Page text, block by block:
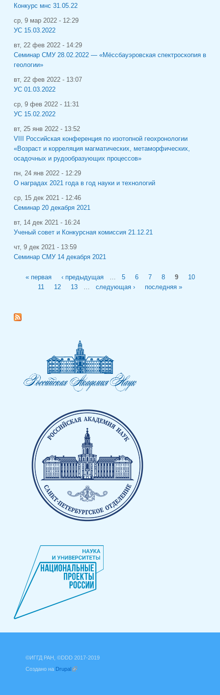
Конкурс мнс 31.05.22
ср, 9 мар 2022 - 12:29
УС 15.03.2022
вт, 22 фев 2022 - 14:29
Семинар СМУ 28.02.2022 — «Мёссбауэровская спектроскопия в
геологии»
вт, 22 фев 2022 - 13:07
УС 01.03.2022
ср, 9 фев 2022 - 11:31
УС 15.02.2022
вт, 25 янв 2022 - 13:52
VIII Российская конференция по изотопной геохронологии
«Возраст и корреляция магматических, метаморфических,
осадочных и рудообразующих процессов»
пн, 24 янв 2022 - 12:29
О наградах 2021 года в год науки и технологий
ср, 15 дек 2021 - 12:46
Семинар 20 декабря 2021
вт, 14 дек 2021 - 16:24
Ученый совет и Конкурсная комиссия 21.12.21
чт, 9 дек 2021 - 13:59
Семинар СМУ 14 декабря 2021
« первая ‹ предыдущая 5 6 7 8 9
10
11
12 13 следующая › последняя »
©ИГГД РАН, ©DDD 2017-2019
Создано на Drupal